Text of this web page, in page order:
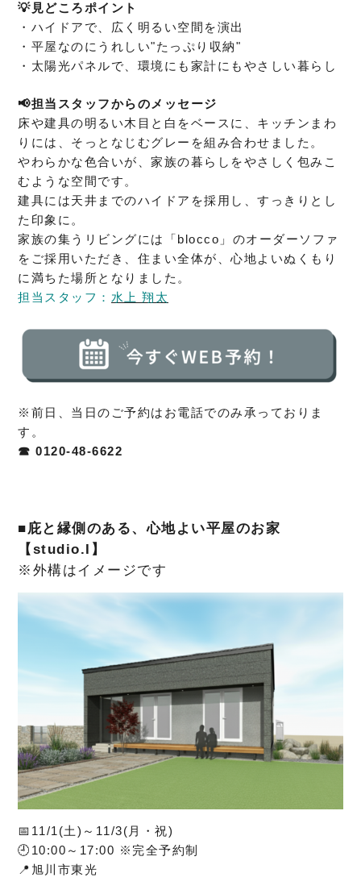
💡見どころポイント
・ハイドアで、広く明るい空間を演出
・平屋なのにうれしい"たっぷり収納"
・太陽光パネルで、環境にも家計にもやさしい暮らし
📢担当スタッフからのメッセージ
床や建具の明るい木目と白をベースに、キッチンまわ
りには、そっとなじむグレーを組み合わせました。
やわらかな色合いが、家族の暮らしをやさしく包みこ
むような空間です。
建具には天井までのハイドアを採用し、すっきりとし
た印象に。
家族の集うリビングには「blocco」のオーダーソファ
をご採用いただき、住まい全体が、心地よいぬくもり
に満ちた場所となりました。
担当スタッフ： 水上 翔太
※前日、当日のご予約はお電話でのみ承っておりま
す。
☎ 0120-48-6622
■庇と縁側のある、心地よい平屋のお家
【studio.I】
※外構はイメージです
📅11/1(土)～11/3(月・祝)
🕘10:00～17:00 ※完全予約制
📍旭川市東光